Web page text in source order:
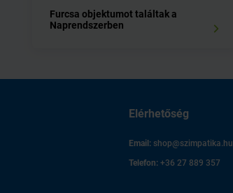
Furcsa objektumot találtak a
Naprendszerben
Elérhetőség
Email: shop@szimpatika.hu
Telefon: +36 27 889 357